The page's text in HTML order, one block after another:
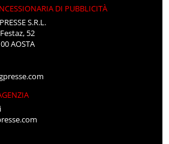
DI PUBBLICITÀ
S.R.L.
52
AOSTA